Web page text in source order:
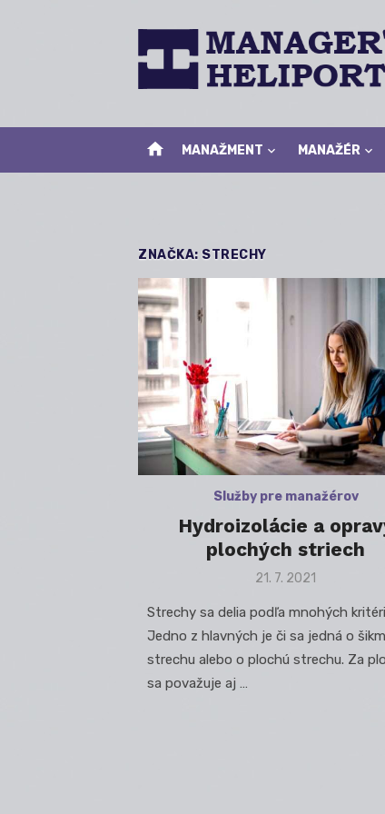
home MANAŽMENT MANAŽÉR
ZNAČKA: STRECHY
Služby pre manažérov
Hydroizolácie a
plochých striech
Posted
21. 7. 2021
Strechy sa delia podľa mnohých
Jedno z hlavných je či sa jedná o
strechu alebo o plochú strechu. Za
sa považuje aj …